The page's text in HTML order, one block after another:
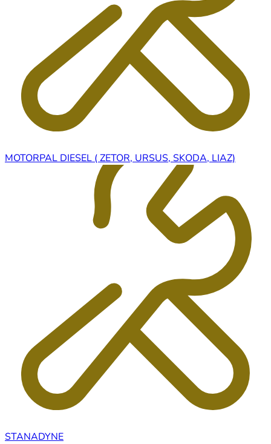
MOTORPAL DIESEL ( ZETOR, URSUS, SKODA, LIAZ)
STANADYNE